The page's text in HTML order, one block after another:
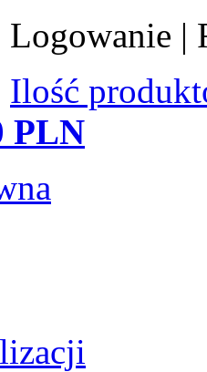
Logowanie |
Ilość
PLN